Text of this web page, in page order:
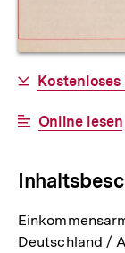
Allgemeine
Informationen
Download-
Kostenloses
Interner
Online lesen
Deutschland /